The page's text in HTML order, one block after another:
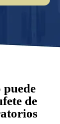
de